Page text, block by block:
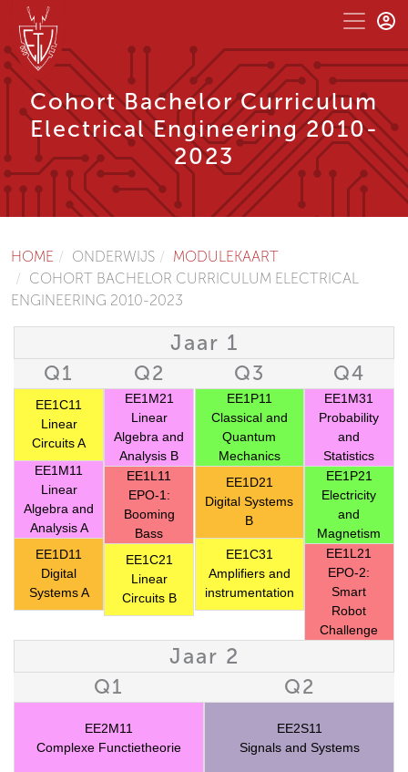
Cohort Bachelor Curriculum
Electrical Engineering 2010-
2023
HOME ONDERWIJS
MODULEKAART
COHORT BACHELOR CURRICULUM ELECTRICAL
ENGINEERING 2010-2023
Jaar 1
Q1
EE1C11
Linear
Circuits A
EE1M11
Linear
Algebra and
Analysis A
EE1D11
Digital
Systems A
Q2
EE1M21
Linear
Algebra and
Analysis B
EE1L11
EPO-1:
Booming
Bass
EE1C21
Linear
Circuits B
Q3
EE1P11
Classical and
Quantum
Mechanics
EE1D21
Digital Systems
B
EE1C31
Amplifiers and
instrumentation
Q4
EE1M31
Probability
and
Statistics
EE1P21
Electricity
and
Magnetism
EE1L21
EPO-2:
Smart
Robot
Challenge
Jaar 2
Q1
EE2M11
Complexe Functietheorie
Q2
EE2S11
Signals and Systems